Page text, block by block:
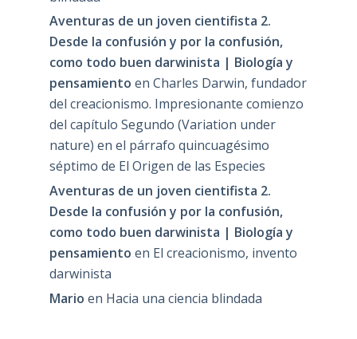
Aventuras de un joven cientifista 2.
Desde la confusión y por la confusión,
como todo buen darwinista | Biología y
pensamiento en Charles Darwin, fundador
del creacionismo. Impresionante comienzo
del capítulo Segundo (Variation under
nature) en el párrafo quincuagésimo
séptimo de El Origen de las Especies
Aventuras de un joven cientifista 2.
Desde la confusión y por la confusión,
como todo buen darwinista | Biología y
pensamiento en El creacionismo, invento
darwinista
Mario en Hacia una ciencia blindada